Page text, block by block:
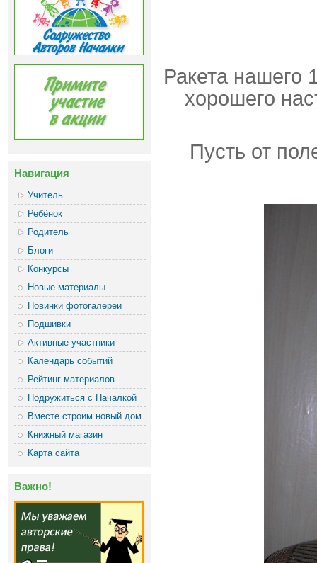
Навигация
Учитель
Ребёнок
Родитель
Блоги
Конкурсы
Новые материалы
Новинки фотогалереи
Подшивки
Активные участники
Календарь событий
Рейтинг материалов
Подружиться с Началкой
Вместе строим новый дом
Книжный магазин
Карта сайта
Важно!
Ракета нашего
хорошего
Пусть от